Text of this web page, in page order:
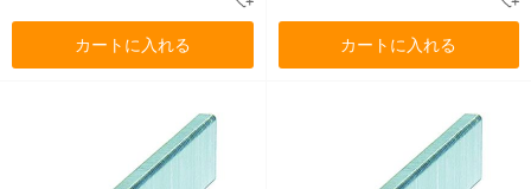
カートに入れる カートに入れる